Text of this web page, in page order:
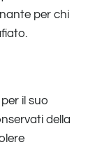
per chi
il suo
della